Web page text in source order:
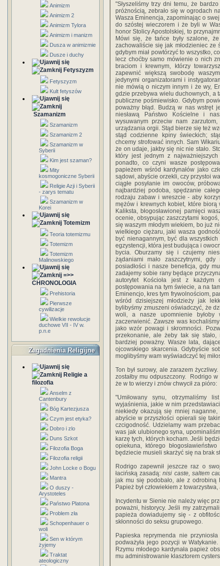
Animizm
Animizm 2
Animizm Tylora
Animizm i manizm
Dusza w animizmie
Dusze i duchy
Fetyszyzm
Fetyszyzm
Kult fetyszów
Szamanizm
Szamanizm
Szamanizm 2
Szamanizm w
Syberii
Kim jest szaman?
Mity
kosmogoniczne Syberii
Religie Azji i Syberii
- zarys tematu
Szamanizm w
Korei
Totemizm
Teoria totemizmu
Totemizm
Totemizm
Malinowskiego
=>>
CHRONOLOGIA
Prehistoria
Pierwsze
cywilizacje
Wielkie rewolucje
duchowe VII - IV w.
p.n.e
Zagadnienia Religijne
Religie a
filozofia
Anselm z
Cantenbury
Bóg Kartezjusza
Czym jest etyka?
Dobro i zlo
Duns Szkot
Filozofia Boga
Filozofia religii
John Locke o Bogu
Mantra
O duszy -
Arystoteles
Państwo Platona
Problem zła
Schopenhauer o
woli
Sen w którym
żyjemy
Traktat
ateologiczny
"Słyszeliśmy trzy dni temu, że
próżnością, zebrało się w ogrodach
Wasza Eminencja, zapominając o
do szóstej wieczorem i że byli w
honor Stolicy Apostolskiej, to
Mówi się, że tańce były szalone,
zachowaliście się jak młodzieniec ze
gdybym miał powtórzyć to wszystko,
lecz choćby samo mówienie o nich
braciom i krewnym, którzy
zapewnić większą swobodę
jedynymi organizatorami i
nie mówią o niczym innym i że wy,
gdzie przebywa wielu duchownych, a
publiczne pośmiewisko. Gdybym
poważny błąd. Budzą w nas wstręt
niesławą Państwo Kościelne i
wysuwanym przeciw nam
urządzania orgii. Stąd bierze się też
stąd codzienne kpiny świeckich;
chcemy strofować innych. Sam
że on udaje, jakby się nic nie stało.
który jest jednym z
ponadto, co czyni wasze
papieżem wśród kardynałów jako
sądowi, abyście orzekli, czy przystoi
ciągłe posyłanie im owoców,
najbardziej podoba, spędzanie
rodzaju zabaw i wreszcie - aby
mężów i krewnych kobiet, które
Kaliksta, błogosławionej pamięci
ocenie, obsypując zaszczytami
się waszym młodym wiekiem, bo już
wielkiego ciężaru, jaki wasza
być nienagannym, być dla
egzystencji, która jest budująca i
bycia. Oburzamy się i czujemy
żądaniami mało zaszczytnymi,
posiadłości i nasze beneficja, gdy
zadajemy sobie rany będące
autorytet Kościoła jest z każdym
postępowania na tym świecie, a na
Eminencjo, kres tym frywolnościom,
wśród dzisiejszej młodzieży jak
bylibyśmy zmuszeni oświadczyć, że
woli, a nasze upomnienie byłoby
zaczerwienić. Zawsze was
jako wzór powagi i skromności.
przekonanie, ale żeby tak się
bardziej poważny. Wasze lata,
ojcowskiego skarcenia. Gdybyście
moglibyśmy wam wyświadczyć tej
Ton był surowy, ale zarazem
zostałby mu odpuszczony. Rodrigo
że w to wierzy i znów chwycił za pióro:
"Umiłowany synu, otrzymaliśmy
wyjaśnienia, jakie w nim
niekiedy okazują się mniej
abyście w przyszłości opierali się
czcigodność. Udzielamy wam
was jak ulubionego syna,
karzę tych, których kocham. Jeśli
opiekuna, którego
będziecie musieli skarżyć się na brak
Rodrigo zapewnił jeszcze raz o
łacińską zasadą:nisi caste, saltem
jak mu się podobało, ale z odrobiną
Papież był człowiekiem z
Incydentu w Sienie nie należy więc
poważni, historycy. Jeśli my
papieża dowiadujemy się - z
skłonności do seksu grupowego.
Papieska reprymenda nie
podważyła jego pozycji w
Rzymu młodego kardynała papież
mu administrowanie klasztorem